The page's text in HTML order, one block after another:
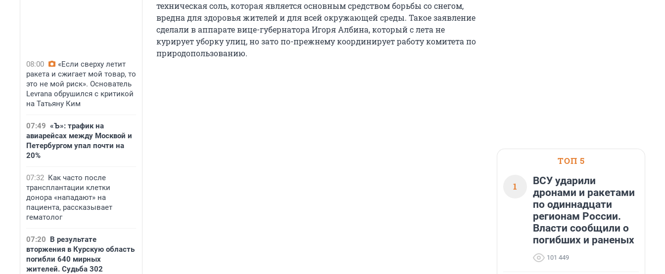
08:00
«Если сверху летит
ракета и сжигает мой товар, то
это не мой риск». Основатель
Levrana обрушился с критикой
на Татьяну Ким
07:49 «Ъ»: трафик на
авиарейсах между Москвой и
Петербургом упал почти на
20%
07:32 Как часто после
трансплантации клетки
донора «нападают» на
пациента, рассказывает
гематолог
07:20 В результате
вторжения в Курскую область
погибли 640 мирных
жителей. Судьба 302
техническая соль, которая является основным средством борьбы со снегом,
вредна для здоровья жителей и для всей окружающей среды. Такое заявление
сделали в аппарате вице-губернатора Игоря Албина, который с лета не
курирует уборку улиц, но зато по-прежнему координирует работу комитета по
природопользованию.
ТОП 5
1
ВСУ ударили
дронами и ракетами
по одиннадцати
регионам России.
Власти сообщили о
погибших и раненых
101 449